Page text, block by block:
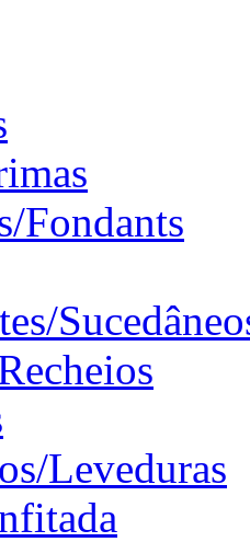
Fondants
Leveduras